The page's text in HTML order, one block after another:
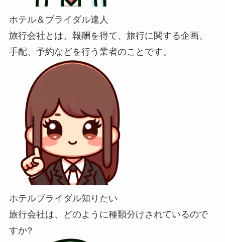
ホテル＆ブライダル達人
旅行会社とは、報酬を得て、旅行に関する企画、
手配、予約などを行う業者のことです。
ホテルブライダル知りたい
旅行会社は、どのように種類分けされているので
すか?